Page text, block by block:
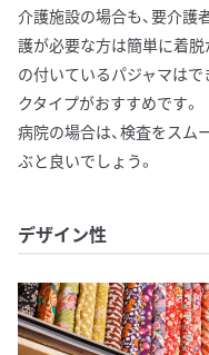
介護施設の場合も、要介護
護が必要な方は簡単に着
の付いているパジャマはで
クタイプがおすすめです。
病院の場合は、検査をス
ぶと良いでしょう。
デザイン性